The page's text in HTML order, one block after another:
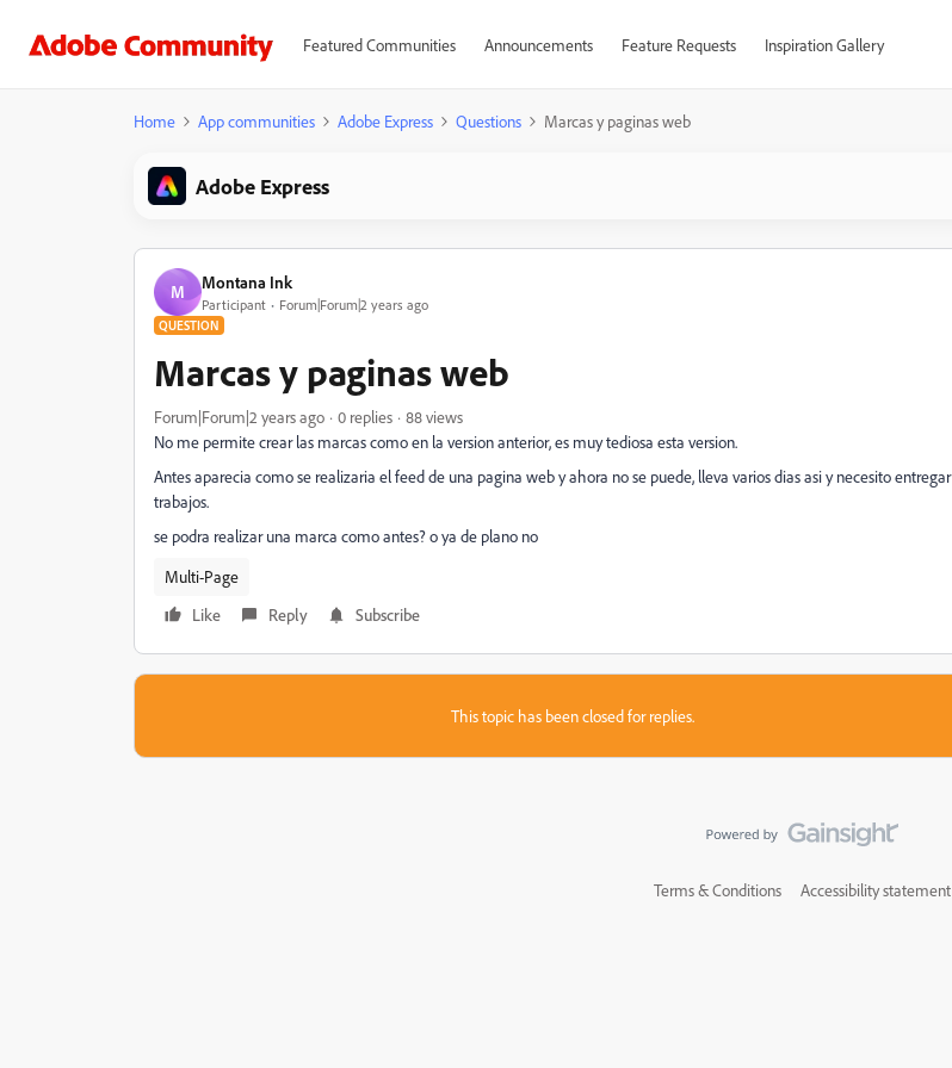
Featured Communities Announcements Feature Requests Inspiration Gallery
Home App communities Adobe Express Questions Marcas y paginas web
Adobe Express
M Montana Ink
Participant Forum|Forum|2 years ago
QUESTION
Marcas y paginas web
Forum|Forum|2 years ago 0 replies
88 views
No me permite crear las marcas como en la version anterior, es muy tediosa esta version.
Antes aparecia como se realizaria el feed de una pagina web y ahora no se puede, lleva varios dias asi y necesito entregar
trabajos.
se podra realizar una marca como antes? o ya de plano no
Multi-Page
Like
Reply Subscribe
This topic has been closed for replies.
Terms & Conditions Accessibility statement